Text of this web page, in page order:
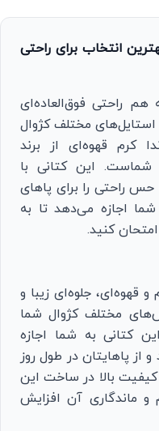
انتخاب برای راحتی
راحتی فوق‌العاده‌ای
استایل‌های مختلف کژوال
کرم قهوه‌ای از برند
شماست. این کتانی با
راحتی را برای پاهای
اجازه می‌دهد تا به
کنید.
قهوه‌ای، جلوه‌ای زیبا و
مختلف کژوال شما
کتانی به شما اجازه
از پاهایتان در طول روز
بالا در ساخت این
ماندگاری آن افزایش